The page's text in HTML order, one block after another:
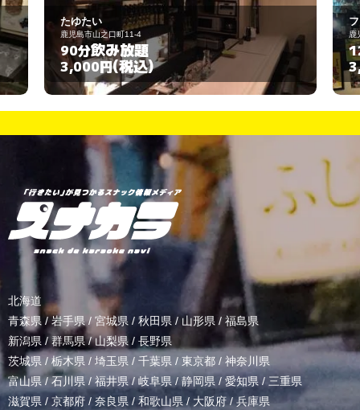
フォーク酒場ゾウさん
鹿児島市西田2丁目21－21
120分 飲み放題
3,000円 (税込)
北海道
青森県 / 岩手県/ 宮城県 / 秋田県 / 山形県/ 福島県
新潟県 /群馬県/山梨県 / 長野県
茨城県 / 栃木県 / 埼玉県 / 千葉県 / 東京都 / 神奈川県
富山県 /石川県/福井県/岐阜県 / 静岡県 / 愛知県 / 三重県
滋賀県 / 京都府 / 奈良県 / 和歌山県/ 大阪府 /兵庫県